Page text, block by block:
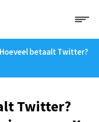
Hoeveel betaalt Twitter?
Twitter?